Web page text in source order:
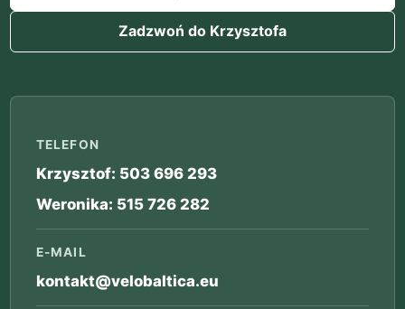
Zadzwoń do Krzysztofa
TELEFON
Krzysztof: 503 696 293
Weronika: 515 726 282
E-MAIL
kontakt@velobaltica.eu